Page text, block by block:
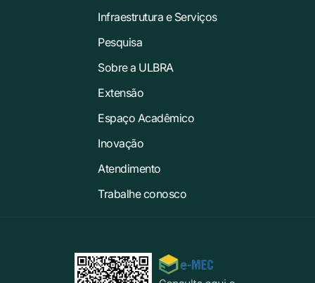
Infraestrutura e Serviços
Pesquisa
Sobre a ULBRA
Extensão
Espaço Acadêmico
Inovação
Atendimento
Trabalhe conosco